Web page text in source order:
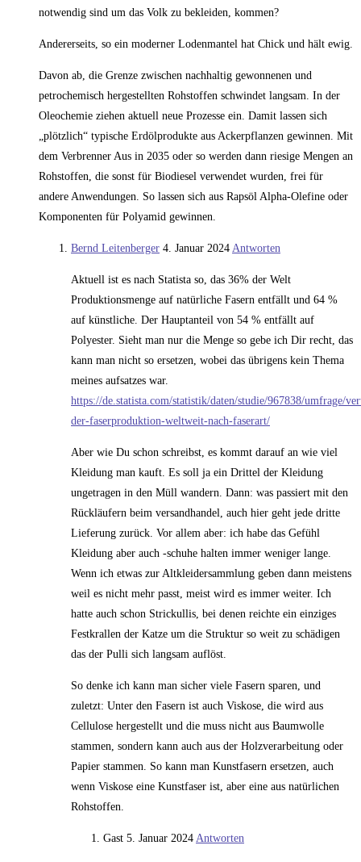
notwendig sind um das Volk zu bekleiden, kommen?
Andererseits, so ein moderner Lodenmantel hat Chick und hält ewig.
Davon ab, die Grenze zwischen nachhaltig gewonnenen und
petrochemisch hergestellten Rohstoffen schwindet langsam. In der
Oleochemie ziehen aktuell neue Prozesse ein. Damit lassen sich
„plötzlich“ typische Erdölprodukte aus Ackerpflanzen gewinnen. Mit
dem Verbrenner Aus in 2035 oder so werden dann riesige Mengen an
Rohstoffen, die sonst für Biodiesel verwendet wurden, frei für
andere Anwendungen. So lassen sich aus Rapsöl Alpha-Olefine oder
Komponenten für Polyamid gewinnen.
Bernd Leitenberger 4. Januar 2024 Antworten
Aktuell ist es nach Statista so, das 36% der Welt
Produktionsmenge auf natürliche Fasern entfällt und 64 %
auf künstliche. Der Hauptanteil von 54 % entfällt auf
Polyester. Sieht man nur die Menge so gebe ich Dir recht, das
kann man nicht so ersetzen, wobei das übrigens kein Thema
meines aufsatzes war.
https://de.statista.com/statistik/daten/studie/967838/umfrage/
der-faserproduktion-weltweit-nach-faserart/
Aber wie Du schon schreibst, es kommt darauf an wie viel
Kleidung man kauft. Es soll ja ein Drittel der Kleidung
ungetragen in den Müll wandern. Dann: was passiert mit den
Rückläufern beim versandhandel, auch hier geht jede dritte
Lieferung zurück. Vor allem aber: ich habe das Gefühl
Kleidung aber auch -schuhe halten immer weniger lange.
Wenn ich etwas zur Altkleidersammlung geben dann meistens
weil es nicht mehr passt, meist wird es immer weiter. Ich
hatte auch schon Strickullis, bei denen reichte ein einziges
Festkrallen der Katze um die Struktur so weit zu schädigen
das der Pulli sich langsam auflöst.
So denke ich kann man sicher viele Fasern sparen, und
zuletzt: Unter den Fasern ist auch Viskose, die wird aus
Cellulose hergestellt und die muss nicht aus Baumwolle
stammen, sondern kann auch aus der Holzverarbeitung oder
Papier stammen. So kann man Kunstfasern ersetzen, auch
wenn Viskose eine Kunstfaser ist, aber eine aus natürlichen
Rohstoffen.
Gast 5. Januar 2024 Antworten